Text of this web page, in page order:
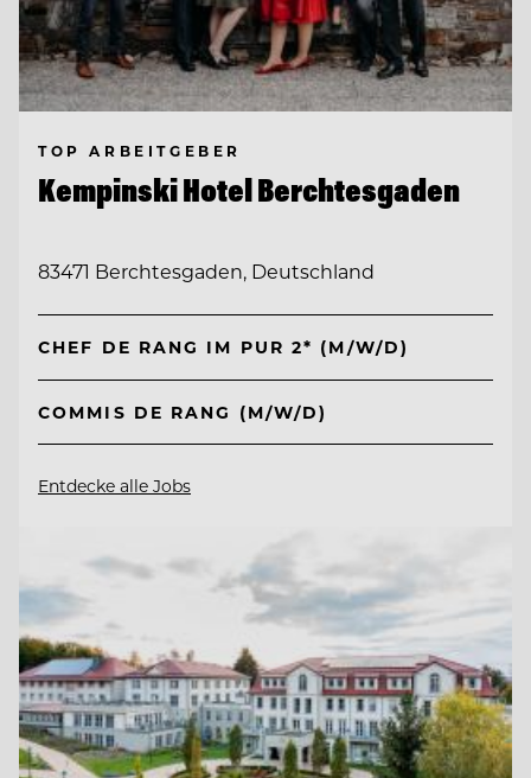
TOP ARBEITGEBER
Kempinski Hotel Berchtesgaden
83471 Berchtesgaden, Deutschland
CHEF DE RANG IM PUR 2* (M/W/D)
COMMIS DE RANG (M/W/D)
Entdecke alle Jobs